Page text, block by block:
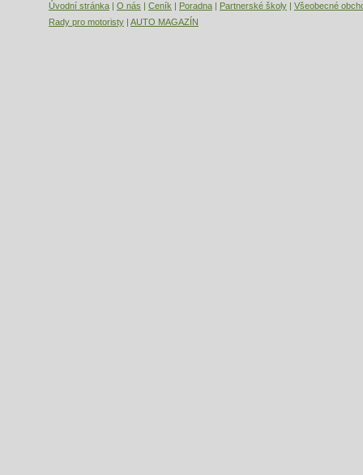
Úvodní stránka O nás Ceník Poradna Partnerské školy
Všeobecné
Rady pro motoristy
AUTO MAGAZÍN